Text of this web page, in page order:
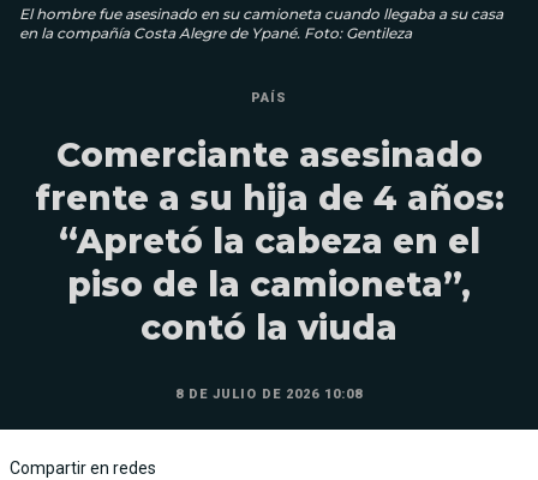
El hombre fue asesinado en su camioneta cuando llegaba a su casa
en la compañía Costa Alegre de Ypané. Foto: Gentileza
PAÍS
Comerciante asesinado
frente a su hija de 4 años:
“Apretó la cabeza en el
piso de la camioneta”,
contó la viuda
8 DE JULIO DE 2026 10:08
Compartir en redes